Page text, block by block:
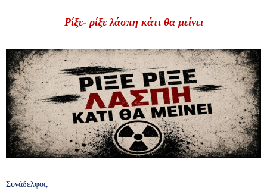
Ρίξε- ρίξε λάσπη κάτι θα μείνει
Συνάδελφοι,